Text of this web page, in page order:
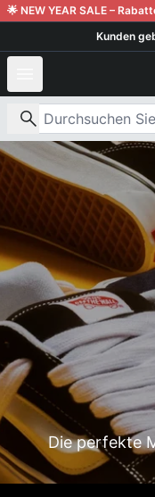
Weiter zum Inhalt
🌟 NEW YEAR SALE –
Kunden
Nach Produkten
Die perfekte